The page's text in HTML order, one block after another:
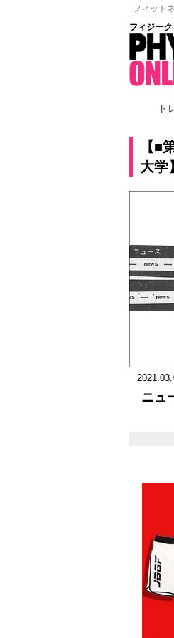
フィット
フィジー
ト
【■
大学
ニュ